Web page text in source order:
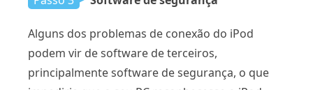
Alguns dos problemas de conexão do iPod
podem vir de software de terceiros,
principalmente software de segurança, o que